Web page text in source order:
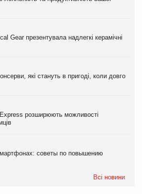
Gear презентувала надлегкі керамічні
які стануть в пригоді, коли довго
розширюють можливості
советы по повышению
Всі новини